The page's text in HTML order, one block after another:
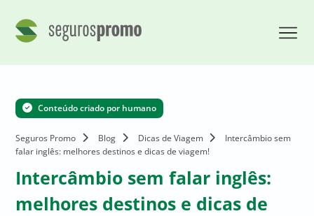
Conteúdo criado por humano
Seguros Promo Blog Dicas de Viagem
Intercâmbio sem
falar inglês: melhores destinos e dicas de viagem!
Intercâmbio sem falar inglês:
melhores destinos e dicas de